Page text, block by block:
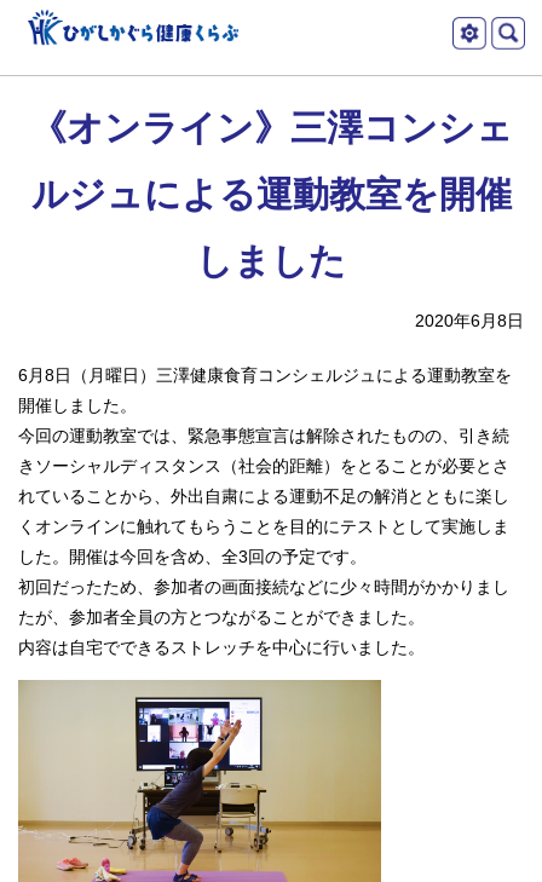
ツ
ー
ル
康くらぶ
《オンライン》三澤コンシェ
ルジュによる運動教室を開催
しました
2020年6月8日
6月8日（月曜日）三澤健康食育コンシェルジュによる運動教室を
開催しました。
今回の運動教室では、緊急事態宣言は解除されたものの、引き続
きソーシャルディスタンス（社会的距離）をとることが必要とさ
れていることから、外出自粛による運動不足の解消とともに楽し
くオンラインに触れてもらうことを目的にテストとして実施しま
した。開催は今回を含め、全3回の予定です。
初回だったため、参加者の画面接続などに少々時間がかかりまし
たが、参加者全員の方とつながることができました。
内容は自宅でできるストレッチを中心に行いました。